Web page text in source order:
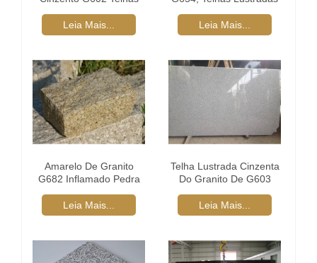
Leia Mais...
Leia Mais...
Amarelo De Granito
G682 Inflamado Pedra
Leia Mais...
Telha Lustrada Cinzenta
Do Granito De G603
Leia Mais...